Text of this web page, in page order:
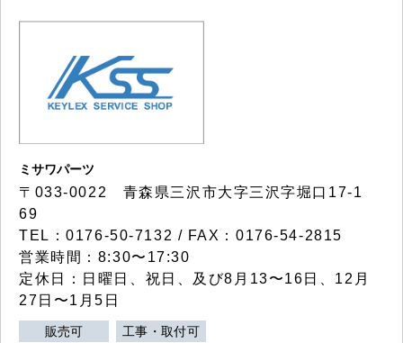
ミサワパーツ
〒033-0022 青森県三沢市大字三沢字堀口17-1
69
TEL：0176-50-7132 / FAX：0176-54-2815
営業時間：8:30〜17:30
定休日：日曜日、祝日、及び8月13〜16日、12月
27日〜1月5日
販売可 工事・取付可